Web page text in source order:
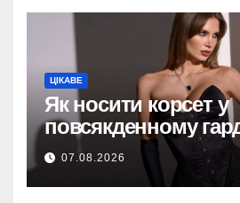
ЦІКАВЕ
Як носити корсет у
повсякденному
надмірної
07.08.2026